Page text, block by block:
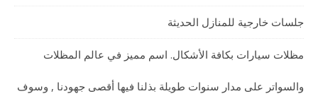
جلسات خارجية للمنازل الحديثة
مظلات سيارات بكافة الأشكال. اسم مميز في عالم المظلات
والسواتر على مدار سنوات طويلة بذلنا فيها أقصى جهودنا , وسوف